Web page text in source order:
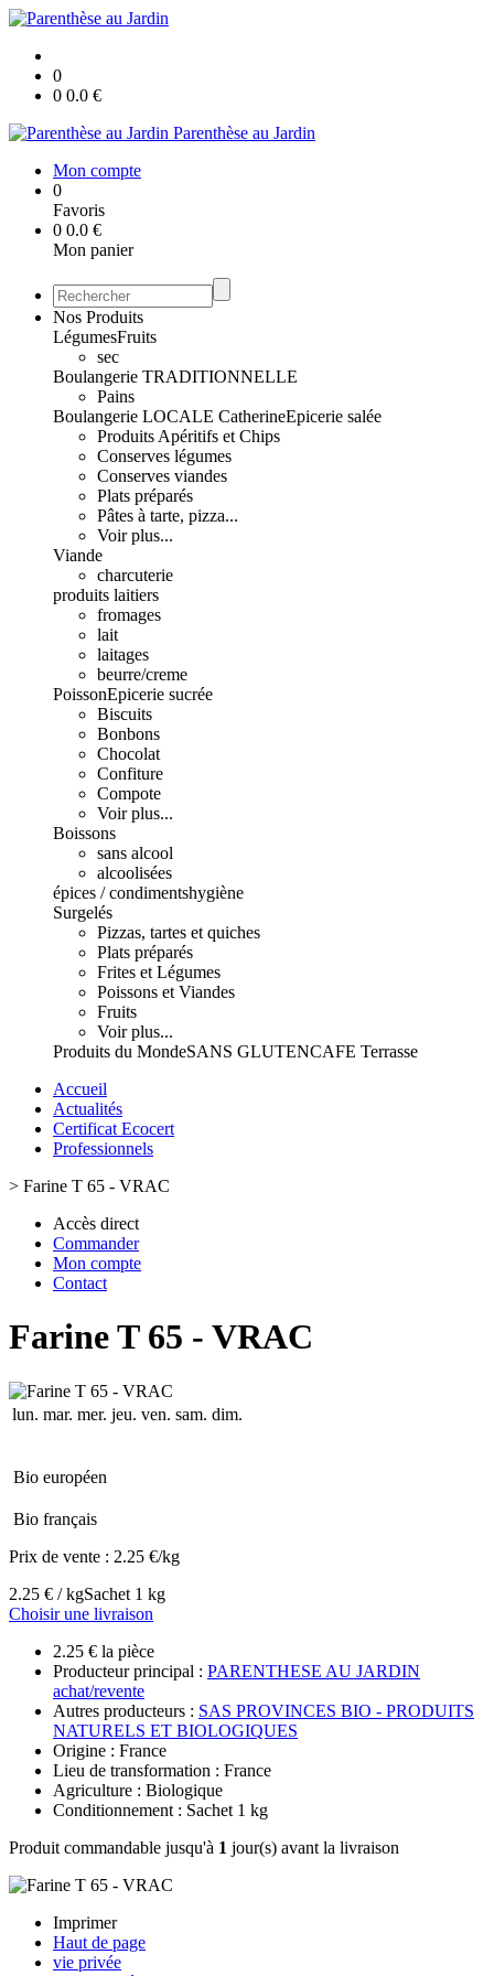
0
0 0.0 €
Parenthèse au Jardin
Mon compte
0
Favoris
0 0.0 €
Mon panier
Nos Produits
LégumesFruits
sec
Boulangerie TRADITIONNELLE
Pains
Boulangerie LOCALE CatherineEpicerie salée
Produits Apéritifs et Chips
Conserves légumes
Conserves viandes
Plats préparés
Pâtes à tarte, pizza...
Voir plus...
Viande
charcuterie
produits laitiers
fromages
lait
laitages
beurre/creme
PoissonEpicerie sucrée
Biscuits
Bonbons
Chocolat
Confiture
Compote
Voir plus...
Boissons
sans alcool
alcoolisées
épices / condimentshygiène
Surgelés
Pizzas, tartes et quiches
Plats préparés
Frites et Légumes
Poissons et Viandes
Fruits
Voir plus...
Produits du MondeSANS GLUTENCAFE Terrasse
Accueil
Actualités
Certificat Ecocert
Professionnels
> Farine T 65 - VRAC
Accès direct
Commander
Mon compte
Contact
Farine T 65 - VRAC
lun. mar. mer. jeu. ven. sam. dim.
Bio européen
Bio français
Prix de vente : 2.25 €/kg
2.25 € / kgSachet 1 kg
Choisir une livraison
2.25 € la pièce
Producteur principal : PARENTHESE AU JARDIN
achat/revente
Autres producteurs : SAS PROVINCES BIO - PRODUITS
NATURELS ET BIOLOGIQUES
Origine : France
Lieu de transformation : France
Agriculture : Biologique
Conditionnement : Sachet 1 kg
Produit commandable jusqu'à 1 jour(s) avant la livraison
Imprimer
Haut de page
vie privée